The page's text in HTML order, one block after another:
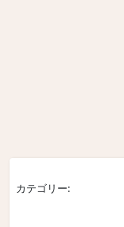
カテゴリー: